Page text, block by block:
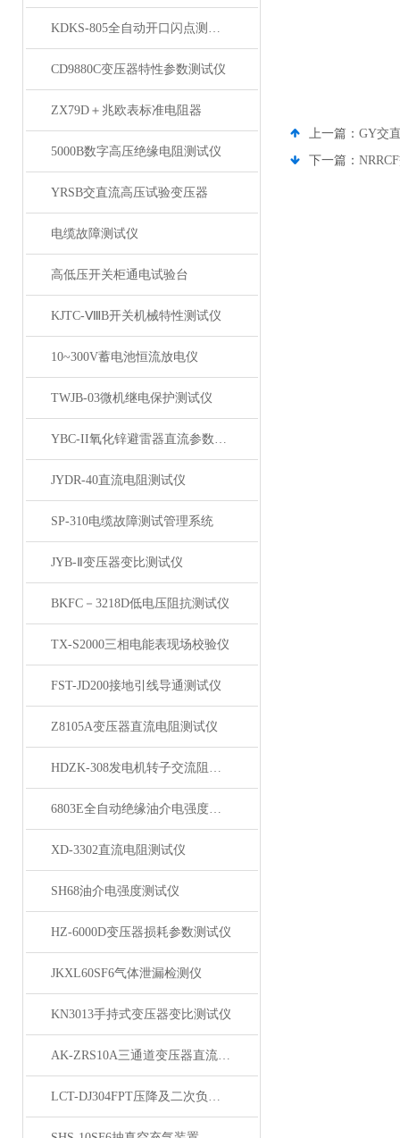
KDKS-805全自动开口闪点测定仪
CD9880C变压器特性参数测试仪
ZX79D＋兆欧表标准电阻器
5000B数字高压绝缘电阻测试仪
YRSB交直流高压试验变压器
电缆故障测试仪
高低压开关柜通电试验台
KJTC-ⅧB开关机械特性测试仪
10~300V蓄电池恒流放电仪
TWJB-03微机继电保护测试仪
YBC-II氧化锌避雷器直流参数测试仪
JYDR-40直流电阻测试仪
SP-310电缆故障测试管理系统
JYB-Ⅱ变压器变比测试仪
BKFC－3218D低电压阻抗测试仪
TX-S2000三相电能表现场校验仪
FST-JD200接地引线导通测试仪
Z8105A变压器直流电阻测试仪
HDZK-308发电机转子交流阻抗测试仪
6803E全自动绝缘油介电强度测试仪
XD-3302直流电阻测试仪
SH68油介电强度测试仪
HZ-6000D变压器损耗参数测试仪
JKXL60SF6气体泄漏检测仪
KN3013手持式变压器变比测试仪
AK-ZRS10A三通道变压器直流电阻测试仪
LCT-DJ304FPT压降及二次负荷测试仪
上一篇： GY交
下一篇：